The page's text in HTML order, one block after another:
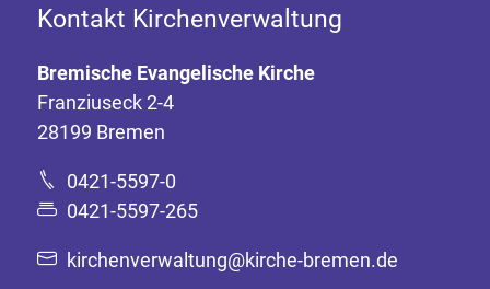
Kontakt Kirchenverwaltung
Bremische Evangelische Kirche
Franziuseck 2-4
28199 Bremen
0421-5597-0
0421-5597-265
kirchenverwaltung@kirche-bremen.de